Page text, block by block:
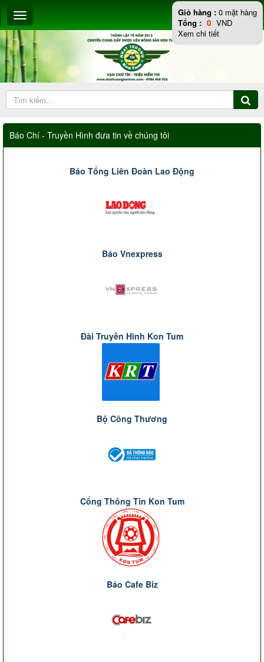
Báo Chí - Truyền Hình đưa tin về chúng tôi
Báo Tổng Liên Đoàn Lao Động
Báo Vnexpress
Đài Truyền Hình Kon Tum
Bộ Công Thương
Cổng Thông Tin Kon Tum
Báo Cafe Biz
Giỏ hàng : 0 mặt hàng
Tổng : 0 VND
Xem chi tiết